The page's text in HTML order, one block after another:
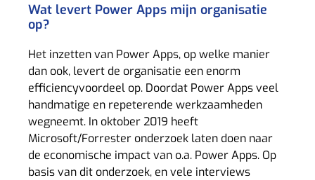
Wat levert Power Apps mijn organisatie
op?
Het inzetten van Power Apps, op welke manier
dan ook, levert de organisatie een enorm
efficiencyvoordeel op. Doordat Power Apps veel
handmatige en repeterende werkzaamheden
wegneemt. In oktober 2019 heeft
Microsoft/Forrester onderzoek laten doen naar
de economische impact van o.a. Power Apps. Op
basis van dit onderzoek, en vele interviews